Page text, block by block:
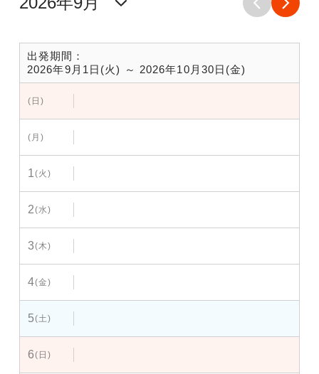
出発期間：
2026年9月1日(火) ～ 2026年10月30日(金)
(日)
(月)
1(火)
2(水)
3(木)
4(金)
5(土)
6(日)